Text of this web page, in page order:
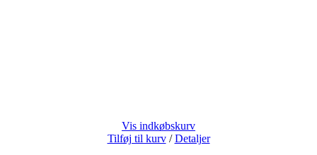
Vis indkøbskurv
Tilføj til kurv / Detaljer